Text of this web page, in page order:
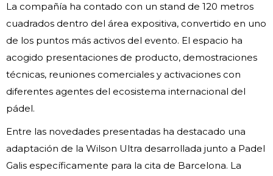
La compañía ha contado con un stand de 120 metros
cuadrados dentro del área expositiva, convertido en uno
de los puntos más activos del evento. El espacio ha
acogido presentaciones de producto, demostraciones
técnicas, reuniones comerciales y activaciones con
diferentes agentes del ecosistema internacional del
pádel.
Entre las novedades presentadas ha destacado una
adaptación de la Wilson Ultra desarrollada junto a Padel
Galis específicamente para la cita de Barcelona. La